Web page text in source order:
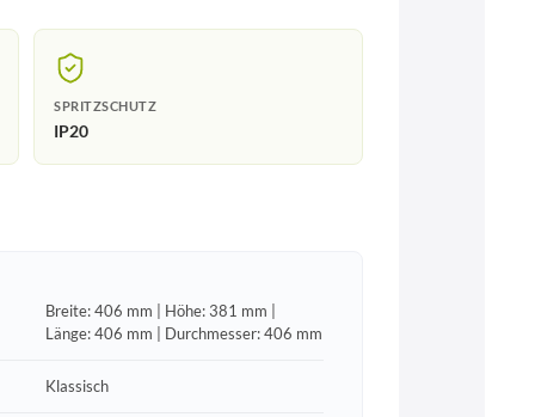
SPRITZSCHUTZ
IP20
Breite: 406 mm | Höhe: 381 mm |
Länge: 406 mm | Durchmesser: 406 mm
Klassisch